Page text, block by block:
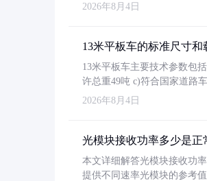
2026年8月4日
13米平板车的标准尺寸和
13米平板车主要技术参数包
许总重49吨 c)符合国家道路
2026年8月4日
光模块接收功率多少是正
本文详细解答光模块接收功
提供不同速率光模块的参考